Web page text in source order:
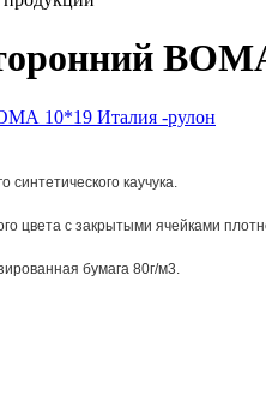
каучука.
цвета с закрытыми ячейками
бумага 80г/м3.